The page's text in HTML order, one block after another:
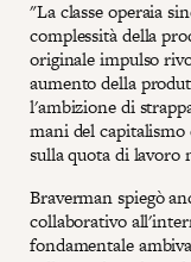
"La classe operaia
complessità della
originale impulso
aumento della
l'ambizione di
mani del
sulla quota di lavoro
Braverman spiegò
collaborativo
fondamentale